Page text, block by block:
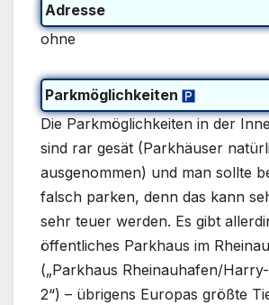
Adresse
ohne
Parkmöglichkeiten
Die Parkmöglichkeiten in der
sind rar gesät (Parkhäuser
ausgenommen) und man sollte
falsch parken, denn das kann
sehr teuer werden. Es gibt
öffentliches Parkhaus im
(„Parkhaus Rheinauhafen/
2“) – übrigens Europas größte